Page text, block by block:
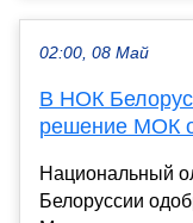
02:00, 08 Май
В НОК
решение МОК
Национальный
Белоруссии